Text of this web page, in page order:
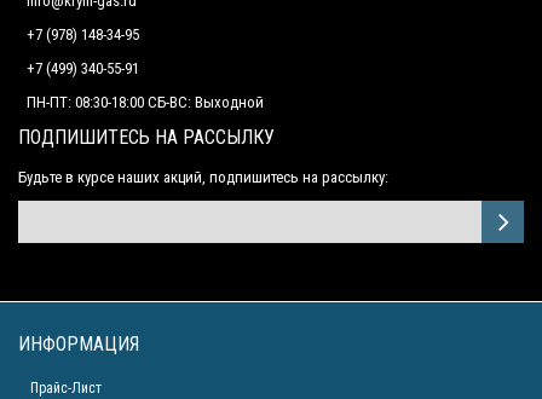
+7 (978) 148-34-95
+7 (499) 340-55-91 ​
ПН-ПТ: 08:30-18:00 СБ-ВС: Выходной
ПОДПИШИТЕСЬ НА РАССЫЛКУ
Будьте в курсе наших акций, подпишитесь на рассылку:
ИНФОРМАЦИЯ
Прайс-Лист